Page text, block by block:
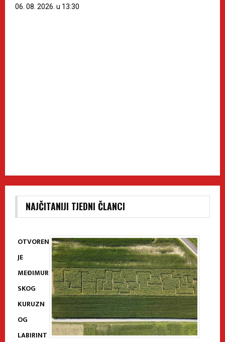
06. 08. 2026. u 13:30
NAJČITANIJI TJEDNI ČLANCI
OTVOREN
JE
MEĐIMUR
SKOG
KURUZN
OG
LABIRINT